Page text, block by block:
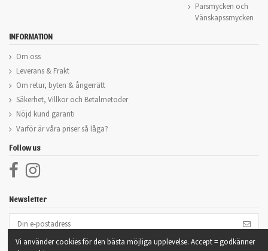
Parsmycken och
Vänskapssmycken
INFORMATION
Om oss
Leverans & Frakt
Om retur, byten & ångerrätt
Säkerhet, Villkor och Betalmetoder
Nöjd kund garanti
Varför är våra priser så låga?
Follow us
Newsletter
Vi använder cookies för den bästa möjliga upplevelse. Accept = godkänner